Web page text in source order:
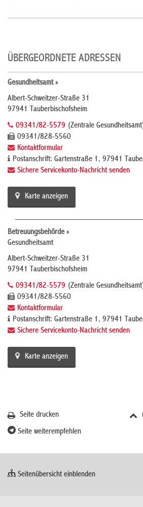
ÜBERGEORDNETE ADRESSEN
Gesundheitsamt »
Albert-Schweitzer-Straße 31
97941 Tauberbischofsheim
09341/82-5579 (Zentrale
09341/828-5560
Kontaktformular
Postanschrift: Gartenstraße 1, 97941
Sichere Servicekonto-Nachricht senden
Karte anzeigen
Betreuungsbehörde »
Gesundheitsamt
Albert-Schweitzer-Straße 31
97941 Tauberbischofsheim
09341/82-5579 (Zentrale
09341/828-5560
Kontaktformular
Postanschrift: Gartenstraße 1, 97941
Sichere Servicekonto-Nachricht senden
Karte anzeigen
Seite drucken
Seite weiterempfehlen
Seitenübersicht einblenden